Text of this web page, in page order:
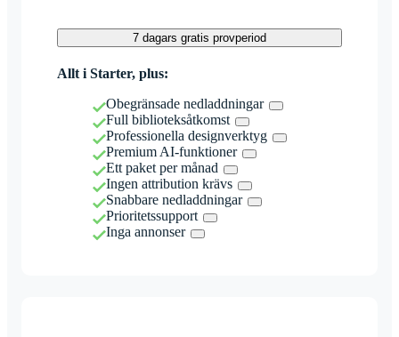
7 dagars gratis provperiod
Allt i Starter, plus:
Obegränsade nedladdningar
Full biblioteksåtkomst
Professionella designverktyg
Premium AI-funktioner
Ett paket per månad
Ingen attribution krävs
Snabbare nedladdningar
Prioritetssupport
Inga annonser